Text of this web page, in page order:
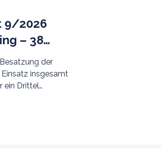
9/2026
– 38
der
insgesamt
ein Drittel
Als sicherer